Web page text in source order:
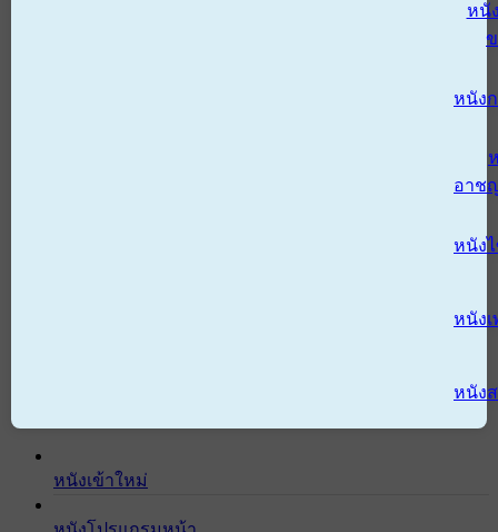
หนั
หนัง
อาช
หนัง
หนังเ
หนัง
หนังเข้าใหม่